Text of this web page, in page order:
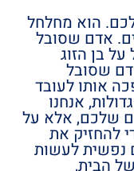
הוא מחלחל
אדם שסובל
בן הזוג
שסובל
אותו לעובד
אנחנו
שלכם, אלא על
להחזיק את
נפשית לעשות
הבית,